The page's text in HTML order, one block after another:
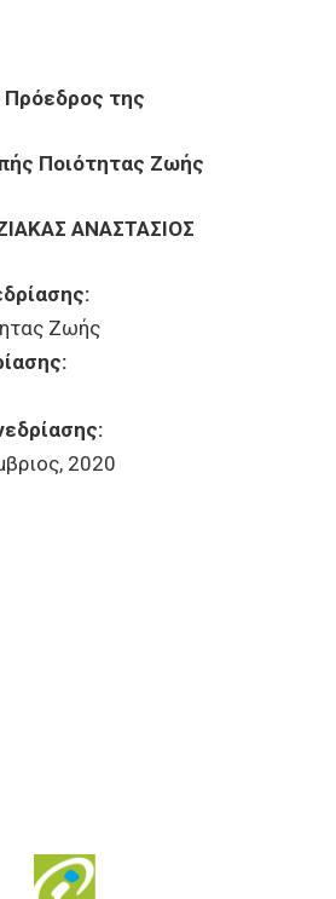
Πρόεδρος της
Ποιότητας Ζωής
ΑΝΑΣΤΑΣΙΟΣ
Ζωής
2020